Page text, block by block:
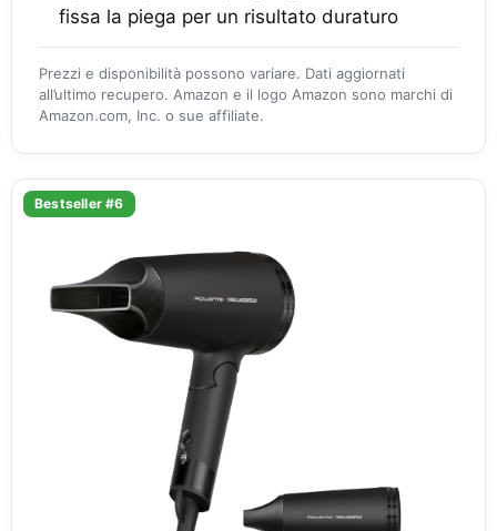
fissa la piega per un risultato duraturo
Prezzi e disponibilità possono variare. Dati aggiornati
all’ultimo recupero. Amazon e il logo Amazon sono marchi di
Amazon.com, Inc. o sue affiliate.
Bestseller #6